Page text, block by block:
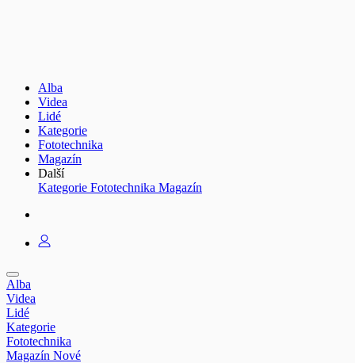
Alba
Videa
Lidé
Kategorie
Fototechnika
Magazín
Další
Kategorie Fototechnika Magazín
Alba
Videa
Lidé
Kategorie
Fototechnika
Magazín Nové